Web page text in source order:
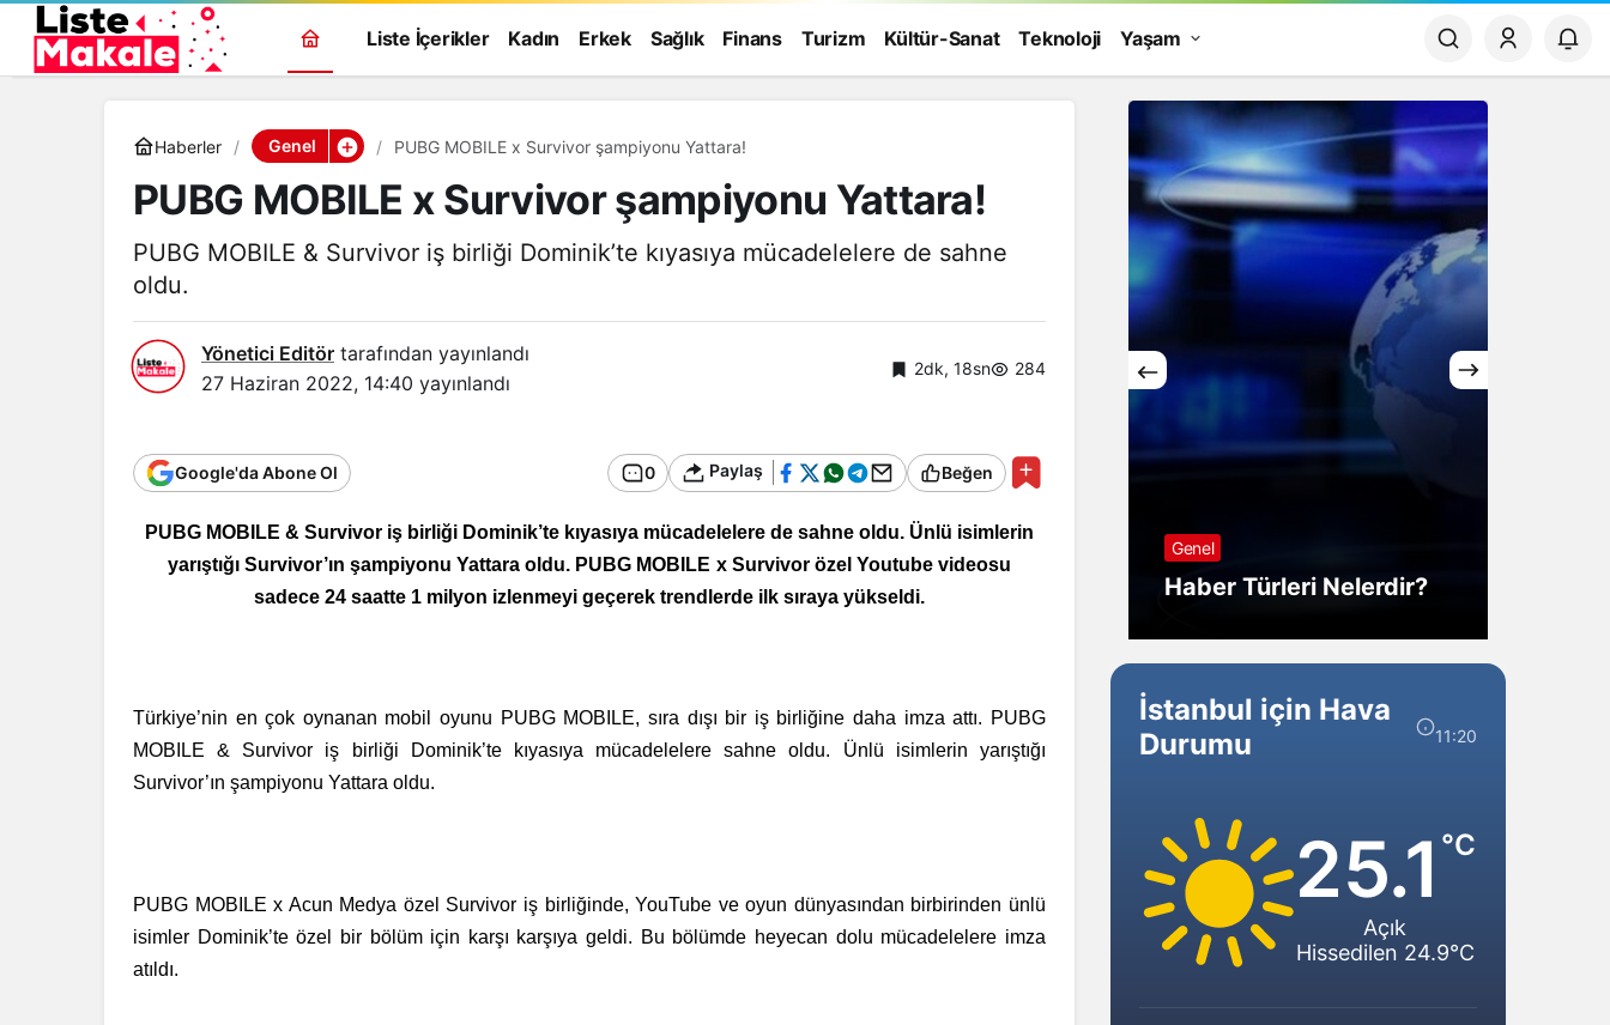
Liste İçerikler Kadın Erkek Sağlık Finans Turizm Kültür-Sanat Teknoloji Yaşam
Haberler Genel PUBG MOBILE x Survivor şampiyonu Yattara!
PUBG MOBILE x Survivor şampiyonu Yattara!
PUBG MOBILE & Survivor iş birliği Dominik’te kıyasıya mücadelelere de sahne
oldu.
Yönetici Editör tarafından yayınlandı
27 Haziran 2022, 14:40 yayınlandı
2dk, 18sn 284
Google'da Abone Ol 0 Paylaş Beğen
PUBG MOBILE & Survivor iş birliği Dominik’te kıyasıya mücadelelere de sahne oldu. Ünlü isimlerin
yarıştığı Survivor’ın şampiyonu Yattara oldu. PUBG MOBILE x Survivor özel Youtube videosu
sadece 24 saatte 1 milyon izlenmeyi geçerek trendlerde ilk sıraya yükseldi.
Türkiye’nin en çok oynanan mobil oyunu PUBG MOBILE, sıra dışı bir iş birliğine daha imza attı. PUBG
MOBILE & Survivor iş birliği Dominik’te kıyasıya mücadelelere sahne oldu. Ünlü isimlerin yarıştığı
Survivor’ın şampiyonu Yattara oldu.
PUBG MOBILE x Acun Medya özel Survivor iş birliğinde, YouTube ve oyun dünyasından birbirinden ünlü
isimler Dominik’te özel bir bölüm için karşı karşıya geldi. Bu bölümde heyecan dolu mücadelelere imza
atıldı.
Bir Erkek Bir Kadına Ne
Zaman Bağlanır?
Genel
Haber Türleri Nelerdir?
İstanbul için Hava
Durumu
11:20
25.1 °C
Açık
Hissedilen 24.9°C